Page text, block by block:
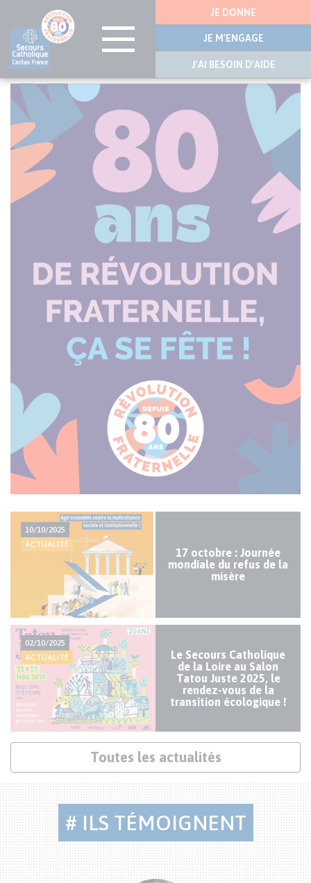
Aller
principal
latérale
JE DONNE
JE M'ENGAGE
J'AI BESOIN D'AIDE
majeure
10/10/2025
ACTUALITÉ
17 octobre : Journée
mondiale du refus de la
misère
Actualités
mineures
02/10/2025
ACTUALITÉ
Le Secours Catholique
de la Loire au Salon
Tatou Juste 2025, le
rendez-vous de la
transition écologique !
Toutes les actualités
# ILS TÉMOIGNENT